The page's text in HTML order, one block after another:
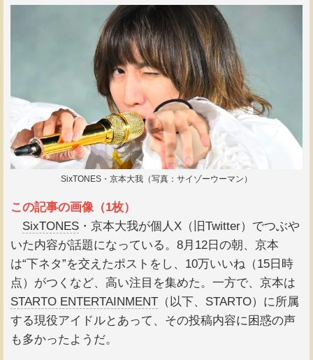
SixTONES・京本大我（写真：サイゾーウーマン）
この記事の画像（1枚）
SixTONES ・京本大我が個人X（旧Twitter）でつぶや
いた内容が話題になっている。8月12日の朝、京本
は“下ネタ”を交えたポストをし、10万いいね（15日時
点）がつくなど、高い注目を集めた。一方で、京本は
STARTO ENTERTAINMENT （以下、STARTO）に所属
する現役アイドルとあって、その投稿内容に困惑の声
も多かったようだ。